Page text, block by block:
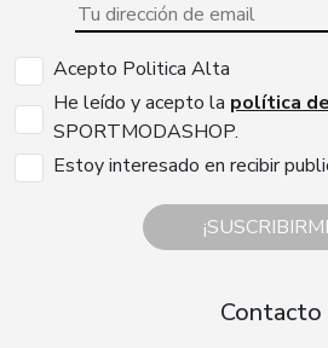
Acepto Politica Alta
He leído y acepto la política
SPORTMODASHOP.
Estoy interesado en recibir
Contacto